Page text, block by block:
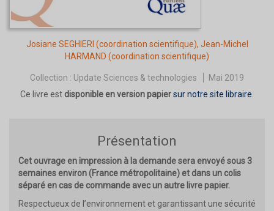
Josiane SEGHIERI (coordination scientifique), Jean-Michel
HARMAND (coordination scientifique)
Collection : Update Sciences & technologies
Mai 2019
Ce livre est disponible en version papiersur notre site libraire
Présentation
Cet ouvrage en impression à la demande sera envoyé sous 3
semaines environ (France métropolitaine) et dans un colis
séparé en cas de commande avec un autre livre papier.
Respectueux de l’environnement et garantissant une sécurité